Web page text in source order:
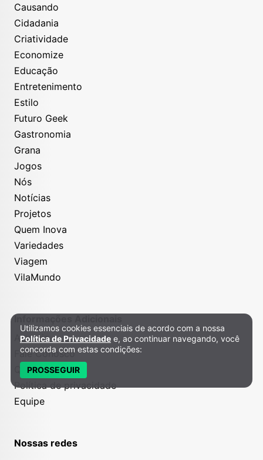
Causando
Cidadania
Criatividade
Economize
Educação
Entretenimento
Estilo
Futuro Geek
Gastronomia
Grana
Jogos
Nós
Notícias
Projetos
Quem Inova
Variedades
Viagem
VilaMundo
Informações Adicionais
Anuncie
Fale Conosco
Quem somos
Política de privacidade
Equipe
Nossas redes
Política de Privacidade e Cookies
Utilizamos cookies essenciais de acordo com a nossa
Política de Privacidade e, ao continuar navegando, você
concorda com estas condições:
PROSSEGUIR